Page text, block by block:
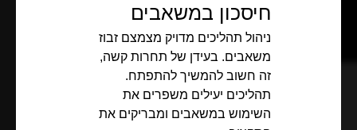
חיסכון במשאבים
ניהול תהליכים מדויק מצמצם זבוז
משאבים. בעידן של תחרות קשה,
זה חשוב להמשיך להתפתח.
תהליכים יעילים משפרים את
השימוש במשאבים ומבריקים את